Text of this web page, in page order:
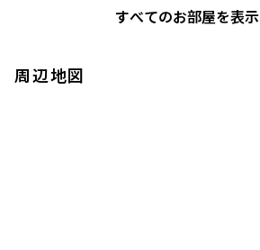
すべてのお部屋を表示
周辺地図